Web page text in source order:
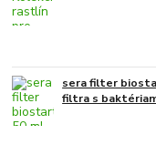
sera filter
filtra s